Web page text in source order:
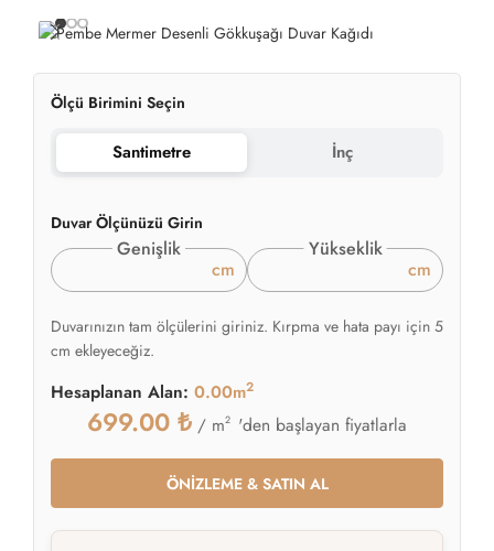
Ölçü Birimini Seçin
Santimetre İnç
Duvar Ölçünüzü Girin
Genişlik
cm
Yükseklik
cm
Duvarınızın tam ölçülerini giriniz. Kırpma ve hata payı için 5
cm ekleyeceğiz.
Hesaplanan Alan: 0.00m2
699.00 ₺ / m2 'den başlayan fiyatlarla
ÖNİZLEME & SATIN AL